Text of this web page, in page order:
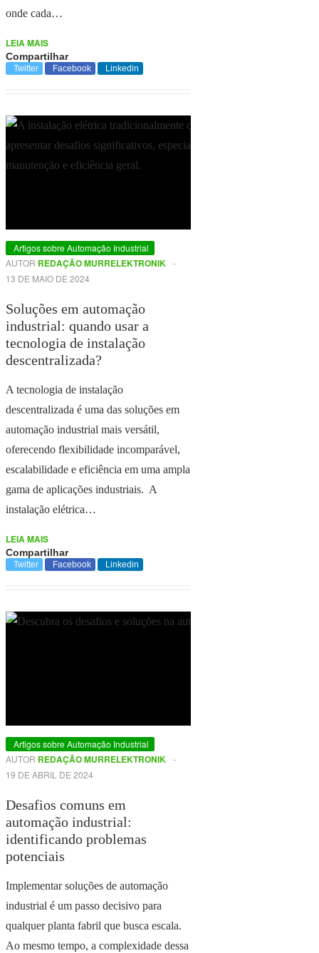
onde cada…
LEIA MAIS
Compartilhar
Twitter Facebook Linkedin
Artigos sobre Automação Industrial
AUTOR REDAÇÃO MURRELEKTRONIK -
13 DE MAIO DE 2024
Soluções em automação
industrial: quando usar a
tecnologia de instalação
descentralizada?
A tecnologia de instalação
descentralizada é uma das soluções em
automação industrial mais versátil,
oferecendo flexibilidade incomparável,
escalabilidade e eficiência em uma ampla
gama de aplicações industriais. A
instalação elétrica…
LEIA MAIS
Compartilhar
Twitter Facebook Linkedin
Artigos sobre Automação Industrial
AUTOR REDAÇÃO MURRELEKTRONIK -
19 DE ABRIL DE 2024
Desafios comuns em
automação industrial:
identificando problemas
potenciais
Implementar soluções de automação
industrial é um passo decisivo para
qualquer planta fabril que busca escala.
Ao mesmo tempo, a complexidade dessa